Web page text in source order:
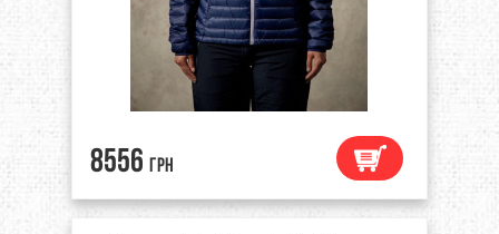
8556 грн